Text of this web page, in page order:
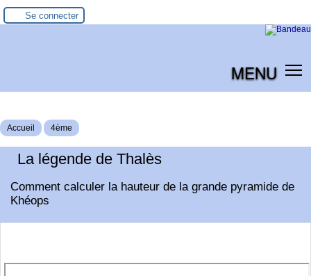
Se connecter
MENU
Accueil 4ème
La légende de Thalès
Comment calculer la hauteur de la grande pyramide de
Khéops